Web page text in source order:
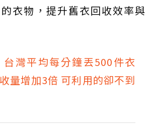
衣物，提升舊衣回收效率與
台灣平均每分鐘丟500件衣
量增加3倍 可利用的卻不到